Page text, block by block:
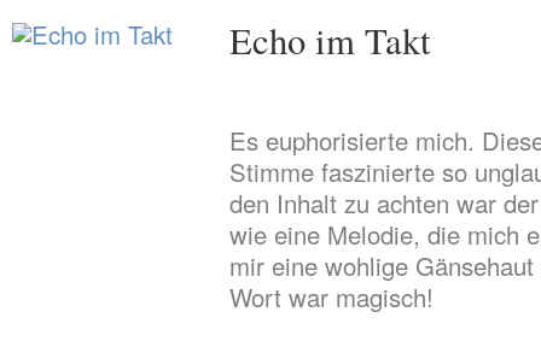
Echo im Takt
Es euphorisierte mich.
Stimme faszinierte so
den Inhalt zu achten war
wie eine Melodie, die mich
mir eine wohlige
Wort war magisch!